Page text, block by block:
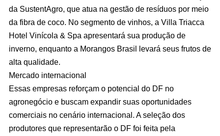
da SustentAgro, que atua na gestão de resíduos por meio
da fibra de coco. No segmento de vinhos, a Villa Triacca
Hotel Vinícola & Spa apresentará sua produção de
inverno, enquanto a Morangos Brasil levará seus frutos de
alta qualidade.
Mercado internacional
Essas empresas reforçam o potencial do DF no
agronegócio e buscam expandir suas oportunidades
comerciais no cenário internacional. A seleção dos
produtores que representarão o DF foi feita pela